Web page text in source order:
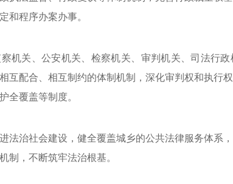
和程序办案办事。
机关、公安机关、检察机关、审判机关、司法行政
互配合、相互制约的体制机制，深化审判权和执行
全覆盖等制度。
治社会建设，健全覆盖城乡的公共法律服务体系
制，不断筑牢法治根基。